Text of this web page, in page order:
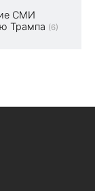
СМИ
Трампа (6)